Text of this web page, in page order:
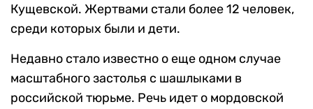
Кущевской. Жертвами стали более 12 человек,
среди которых были и дети.
Недавно стало известно о еще одном случае
масштабного застолья с шашлыками в
российской тюрьме. Речь идет о мордовской